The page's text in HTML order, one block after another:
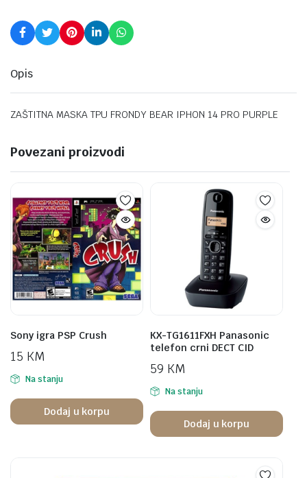
Opis
ZAŠTITNA MASKA TPU FRONDY BEAR IPHON 14 PRO PURPLE
Povezani proizvodi
Sony igra PSP Crush
15 KM
Na stanju
Dodaj u korpu
KX-TG1611FXH Panasonic
telefon crni DECT CID
59 KM
Na stanju
Dodaj u korpu